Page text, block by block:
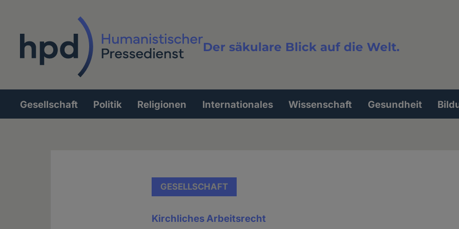
Der säkulare Blick auf die Welt.
Volltextsuche
Hauptnavigation
Gesellschaft Politik Religionen Internationales Wissenschaft Gesundheit
GESELLSCHAFT
Kirchliches Arbeitsrecht